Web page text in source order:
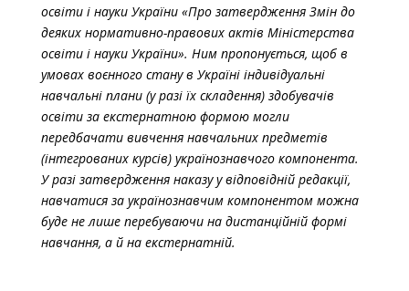
“Українська мова та література” (може
вивчатися як інтегрований курс або
окремими навчальними предметами);
“Історія України”;
“Громадянська освіта”;
“Географія України;
“Захист України”.
у 1-8 класах: на навчальні предмети /
інтегровані курси, передбачені цим Типовим
навчальним планом, а також на індивідуальні
заняття та консультації, зокрема навчальні
предмети / інтегровані курси, передбачені
іншими Типовими освітніми програмами за
відповідний рівень повної загальної
середньої освіти, ураховуючи особливості
освіти і науки України «Про затвердження Змін до
деяких нормативно-правових актів Міністерства
освіти і науки України». Ним пропонується, щоб в
умовах воєнного стану в Україні індивідуальні
навчальні плани (у разі їх складення) здобувачів
освіти за екстернатною формою могли
передбачати вивчення навчальних предметів
(інтегрованих курсів) українознавчого компонента.
У разі затвердження наказу у відповідній редакції,
навчатися за українознавчим компонентом можна
буде не лише перебуваючи на дистанційній формі
навчання, а й на екстернатній.